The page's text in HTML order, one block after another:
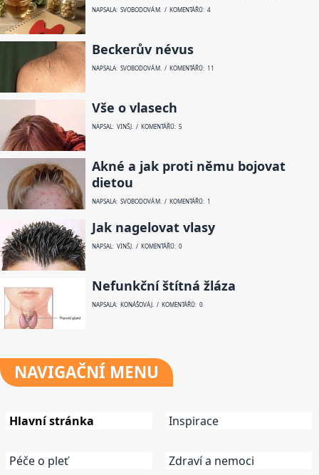
NAPSALA: SVOBODOVÁ M. / KOMENTÁŘŮ: 4
Beckerův névus
NAPSALA: SVOBODOVÁ M. / KOMENTÁŘŮ: 11
Vše o vlasech
NAPSAL: VINŠ J. / KOMENTÁŘŮ: 5
Akné a jak proti němu bojovat
dietou
NAPSALA: SVOBODOVÁ M. / KOMENTÁŘŮ: 1
Jak nagelovat vlasy
NAPSAL: VINŠ J. / KOMENTÁŘŮ: 0
Nefunkční štítná žláza
NAPSALA: KONÁŠOVÁ J. / KOMENTÁŘŮ: 0
NAVIGAČNÍ MENU
Hlavní stránka
Péče o pleť
Inspirace
Zdraví a nemoci